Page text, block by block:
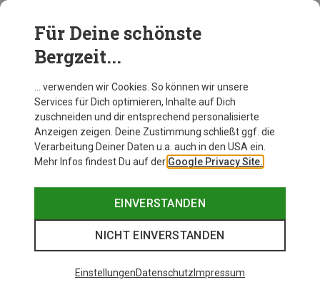
Du sparst 17%
Für Deine schönste
Bergzeit...
… verwenden wir Cookies. So können wir unsere
Services für Dich optimieren, Inhalte auf Dich
zuschneiden und dir entsprechend personalisierte
Anzeigen zeigen. Deine Zustimmung schließt ggf. die
Verarbeitung Deiner Daten u.a. auch in den USA ein.
Mehr Infos findest Du auf der Google Privacy Site.
EINVERSTANDEN
NICHT EINVERSTANDEN
EinstellungenDatenschutz Impressum